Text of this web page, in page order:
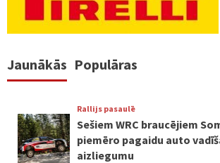
Jaunākās Populāras
Rallijs pasaulē
Sešiem WRC braucējiem
piemēro pagaidu auto
aizliegumu